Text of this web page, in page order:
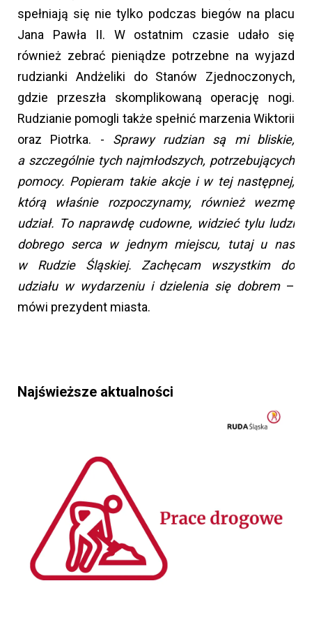
spełniają się nie tylko podczas biegów na placu
Jana Pawła II. W ostatnim czasie udało się
również zebrać pieniądze potrzebne na wyjazd
rudzianki Andżeliki do Stanów Zjednoczonych,
gdzie przeszła skomplikowaną operację nogi.
Rudzianie pomogli także spełnić marzenia Wiktorii
oraz Piotrka. - Sprawy rudzian są mi bliskie,
a szczególnie tych najmłodszych, potrzebujących
pomocy. Popieram takie akcje i w tej następnej,
którą właśnie rozpoczynamy, również wezmę
udział. To naprawdę cudowne, widzieć tylu ludzi
dobrego serca w jednym miejscu, tutaj u nas
w Rudzie Śląskiej. Zachęcam wszystkim do
udziału w wydarzeniu i dzielenia się dobrem–
mówi prezydent miasta.
Najświeższe aktualności